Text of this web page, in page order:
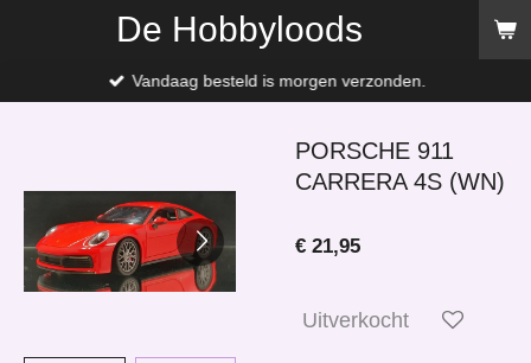
de
De Hobbyloods
Vandaag besteld is morgen verzonden.
PORSCHE 911
CARRERA 4S (WN)
€ 21,95
Uitverkocht